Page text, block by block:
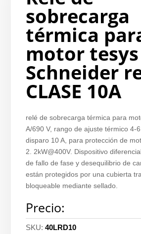
sobrecarga
térmica
motor
Schneider
CLASE 10A
relé de sobrecarga térmica para
A/690 V, rango de ajuste térmico 4-
disparo 10 A, para protección de
2. 2kW@400V. Dispositivo
de fallo de fase y desequilibrio de
están protegidos por una cubierta
bloqueable mediante sellado.
Precio:
SKU:40LRD10